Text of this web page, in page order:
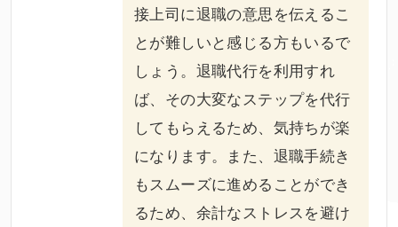
接上司に退職の意思を伝えるこ
とが難しいと感じる方もいるで
しょう。退職代行を利用すれ
ば、その大変なステップを代行
してもらえるため、気持ちが楽
になります。また、退職手続き
もスムーズに進めることができ
るため、余計なストレスを避け